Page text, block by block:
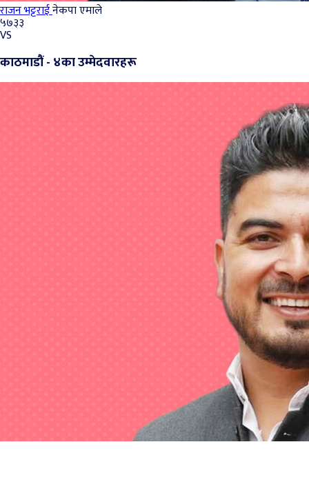
राजन भट्टराईनेकपा एमाले
५७३३
VS
काठमाडौं - ४का उम्मेदवारहरू